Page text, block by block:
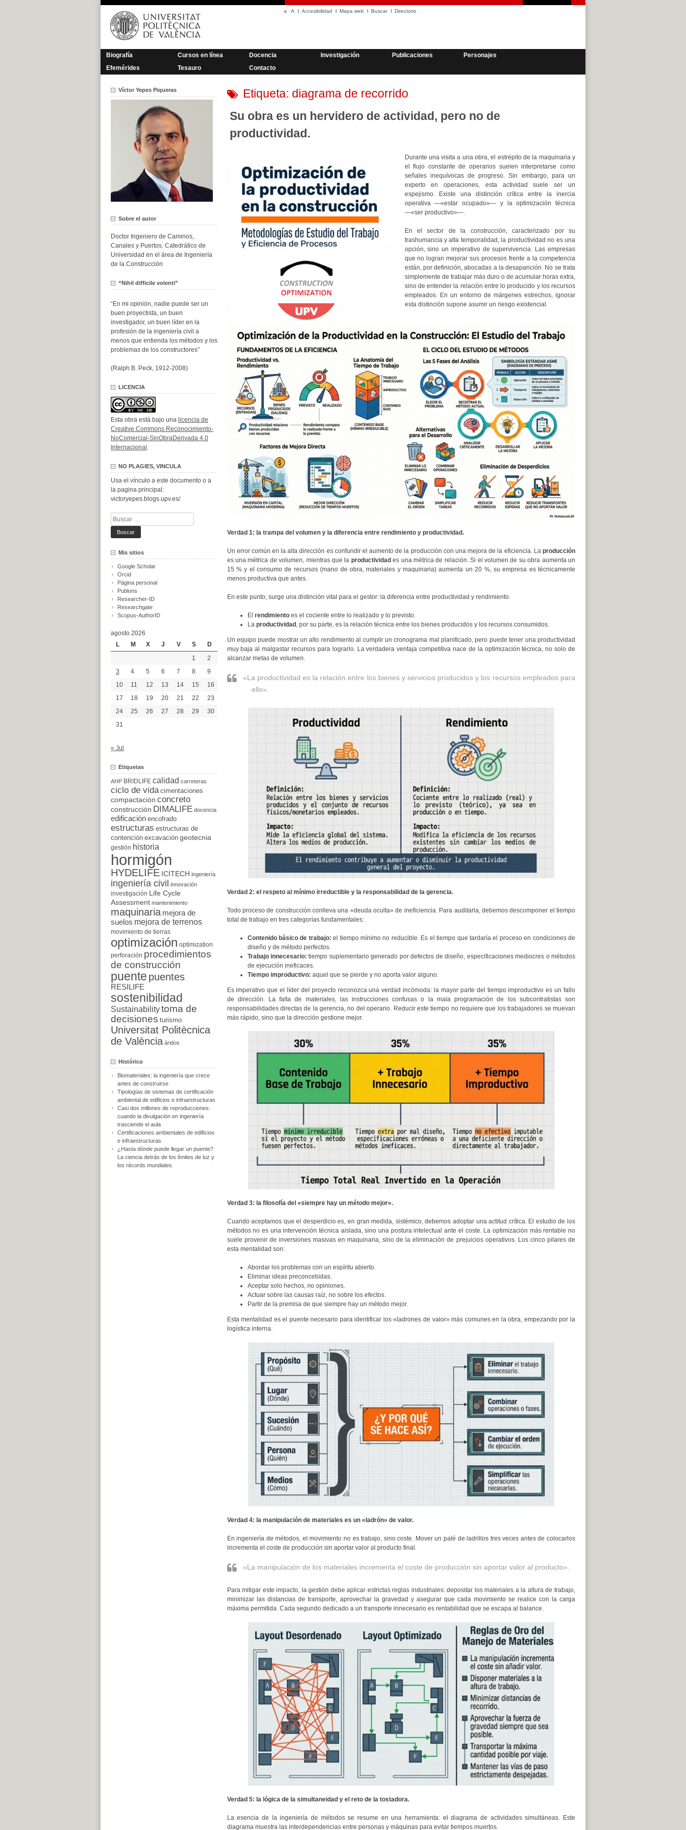
Saltar
contenido
a ·A Accesibilidad Mapa web Buscar Directorio
Biografía Cursos en línea Docencia Investigación Publicaciones
Personajes
Efemérides
Tesauro Contacto
Etiqueta: diagrama de recorrido
Su obra es un hervidero de actividad, pero no de
productividad.
Durante una visita a una obra, el estrépito de la maquinaria y
el flujo constante de operarios suelen interpretarse como
señales inequívocas de progreso. Sin embargo, para un
experto en operaciones, esta actividad suele ser un
espejismo. Existe una distinción crítica entre la inercia
operativa —«estar ocupado»— y la optimización técnica
—«ser productivo»—.
En el sector de la construcción, caracterizado por su
trashumancia y alta temporalidad, la productividad no es una
opción, sino un imperativo de supervivencia. Las empresas
que no logran mejorar sus procesos frente a la competencia
están, por definición, abocadas a la desaparición. No se trata
simplemente de trabajar más duro o de acumular horas extra,
sino de entender la relación entre lo producido y los recursos
empleados. En un entorno de márgenes estrechos, ignorar
esta distinción supone asumir un riesgo existencial.
Verdad 1: la trampa del volumen y la diferencia entre rendimiento y productividad.
Un error común en la alta dirección es confundir el aumento de la producción con una mejora de la eficiencia. La producción
es una métrica de volumen, mientras que la productividad es una métrica de relación. Si el volumen de su obra aumenta un
15 % y el consumo de recursos (mano de obra, materiales y maquinaria) aumenta un 20 %, su empresa es técnicamente
menos productiva que antes.
En este punto, surge una distinción vital para el gestor: la diferencia entre productividad y rendimiento.
El rendimientoes el cociente entre lo realizado y lo previsto.
La productividad , por su parte, es la relación técnica entre los bienes producidos y los recursos consumidos.
Un equipo puede mostrar un alto rendimiento al cumplir un cronograma mal planificado, pero puede tener una productividad
muy baja al malgastar recursos para lograrlo. La verdadera ventaja competitiva nace de la optimización técnica, no solo de
alcanzar metas de volumen.
«La productividad es la relación entre los bienes y servicios producidos y los recursos empleados para
ello».
Verdad 2: el respeto al mínimo irreductible y la responsabilidad de la gerencia.
Todo proceso de construcción conlleva una «deuda oculta» de ineficiencia. Para auditarla, debemos descomponer el tiempo
total de trabajo en tres categorías fundamentales:
Contenido básico de trabajo: el tiempo mínimo no reducible. Es el tiempo que tardaría el proceso en condiciones de
diseño y de método perfectos.
Trabajo innecesario: tiempo suplementario generado por defectos de diseño, especificaciones mediocres o métodos
de ejecución ineficaces.
Tiempo improductivo: aquel que se pierde y no aporta valor alguno.
Es imperativo que el líder del proyecto reconozca una verdad incómoda: la mayor parte del tiempo improductivo es un fallo
de dirección. La falta de materiales, las instrucciones confusas o la mala programación de los subcontratistas son
responsabilidades directas de la gerencia, no del operario. Reducir este tiempo no requiere que los trabajadores se muevan
más rápido, sino que la dirección gestione mejor.
Verdad 3: la filosofía del «siempre hay un método mejor».
Cuando aceptamos que el desperdicio es, en gran medida, sistémico, debemos adoptar una actitud crítica. El estudio de los
métodos no es una intervención técnica aislada, sino una postura intelectual ante el coste. La optimización más rentable no
suele provenir de inversiones masivas en maquinaria, sino de la eliminación de prejuicios operativos. Los cinco pilares de
esta mentalidad son:
Abordar los problemas con un espíritu abierto.
Eliminar ideas preconcebidas.
Aceptar solo hechos, no opiniones.
Actuar sobre las causas raíz, no sobre los efectos.
Partir de la premisa de que siempre hay un método mejor.
Esta mentalidad es el puente necesario para identificar los «ladrones de valor» más comunes en la obra, empezando por la
logística interna.
Verdad 4: la manipulación de materiales es un «ladrón» de valor.
En ingeniería de métodos, el movimiento no es trabajo, sino coste. Mover un palé de ladrillos tres veces antes de colocarlos
incrementa el coste de producción sin aportar valor al producto final.
«La manipulación de los materiales incrementa el coste de producción sin aportar valor al producto».
Para mitigar este impacto, la gestión debe aplicar estrictas reglas industriales: depositar los materiales a la altura de trabajo,
minimizar las distancias de transporte, aprovechar la gravedad y asegurar que cada movimiento se realice con la carga
máxima permitida. Cada segundo dedicado a un transporte innecesario es rentabilidad que se escapa al balance.
Verdad 5: la lógica de la simultaneidad y el reto de la tostadora.
La esencia de la ingeniería de métodos se resume en una herramienta: el diagrama de actividades simultáneas. Este
diagrama muestra las interdependencias entre personas y máquinas para evitar tiempos muertos.
Víctor Yepes Piqueras
Sobre el autor
Doctor Ingeniero de Caminos,
Canales y Puertos. Catedrático de
Universidad en el área de Ingeniería
de la Construcción
“Nihil difficile volenti”
“En mi opinión, nadie puede ser un
buen proyectista, un buen
investigador, un buen líder en la
profesión de la ingeniería civil a
menos que entienda los métodos y los
problemas de los constructores”
(Ralph B. Peck, 1912-2008)
LICENCIA
Esta obra está bajo una licencia de
Creative Commons Reconocimiento-
NoComercial-SinObraDerivada 4.0
Internacional .
NO PLAGIES, VINCULA
Usa el vínculo a este documento o a
la pagina principal:
victoryepes.blogs.upv.es/
Buscar:
Mis sitios
Google Scholar
Orcid
Página personal
Publons
Researcher-ID
Researchgate
Scopus-AuthorID
agosto 2026
L
M X J V S
D
1
2
3
4 5 6 7 8
9
10
11 12 13 14 15
16
17
18 19 20 21 22
23
24
25 26 27 28 29
30
31
« Jul
Etiquetas
AHP BRIDLIFE calidad carreteras
ciclo de vida cimentaciones
compactación concreto
construcción DIMALIFE docencia
edificación encofrado
estructuras estructuras de
contención excavación geotecnia
gestión historia
hormigón
HYDELIFE ICITECH ingeniería
ingeniería civil innovación
investigación
Life Cycle
Assessment mantenimiento
maquinaria mejora de
suelos mejora de terrenos
movimiento de tierras
optimización optimization
perforación procedimientos
de construcción
puente puentes
RESILIFE
sostenibilidad
Sustainabilitytoma de
decisiones turismo
Universitat Politècnica
de València áridos
Histórico
Biomateriales: la ingeniería que crece
antes de construirse
Tipologías de sistemas de certificación
ambiental de edificios e infraestructuras
Casi dos millones de reproducciones:
cuando la divulgación en ingeniería
trasciende el aula
Certificaciones ambientales de edificios
e infraestructuras
¿Hasta dónde puede llegar un puente?
La ciencia detrás de los límites de luz y
los récords mundiales